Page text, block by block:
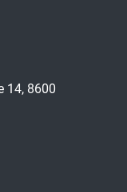
14, 8600